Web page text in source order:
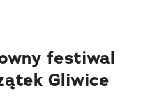
festiwal
Gliwice